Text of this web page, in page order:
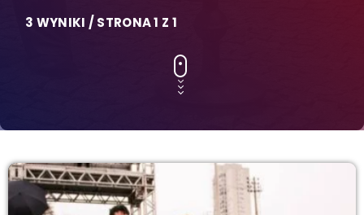
3 WYNIKI / STRONA 1 Z 1